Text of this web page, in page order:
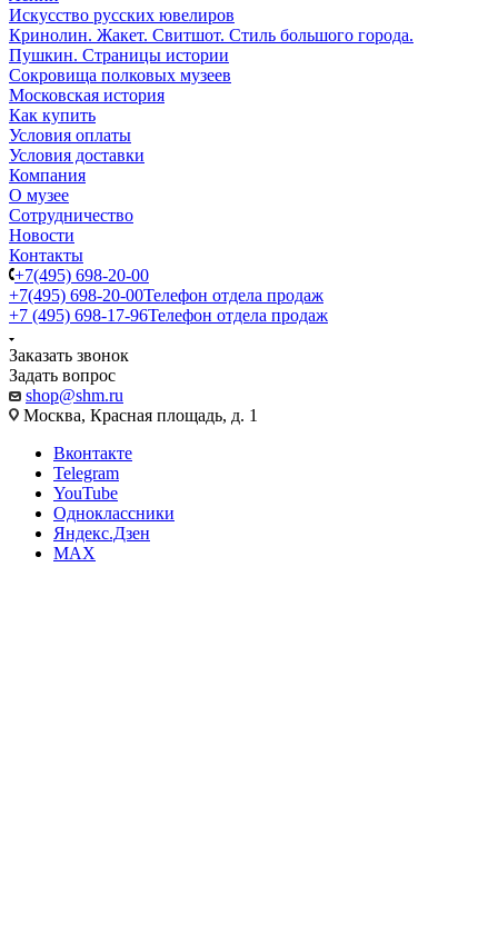
Искусство русских ювелиров
Кринолин. Жакет. Свитшот. Стиль большого города.
Пушкин. Страницы истории
Сокровища полковых музеев
Московская история
Как купить
Условия оплаты
Условия доставки
Компания
О музее
Сотрудничество
Новости
Контакты
+7(495) 698-20-00
+7(495) 698-20-00Телефон отдела продаж
+7 (495) 698-17-96Телефон отдела продаж
Заказать звонок
Задать вопрос
shop@shm.ru
Москва, Красная площадь, д. 1
Вконтакте
Telegram
YouTube
Одноклассники
Яндекс.Дзен
MAX